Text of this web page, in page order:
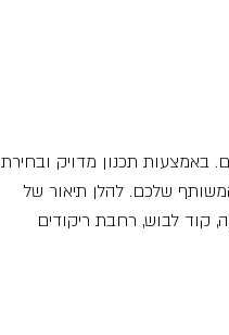
באמצעות תכנון מדויק ובחירת
המשותף שלכם. להלן תיאור של
קוד לבוש, רחבת ריקודים